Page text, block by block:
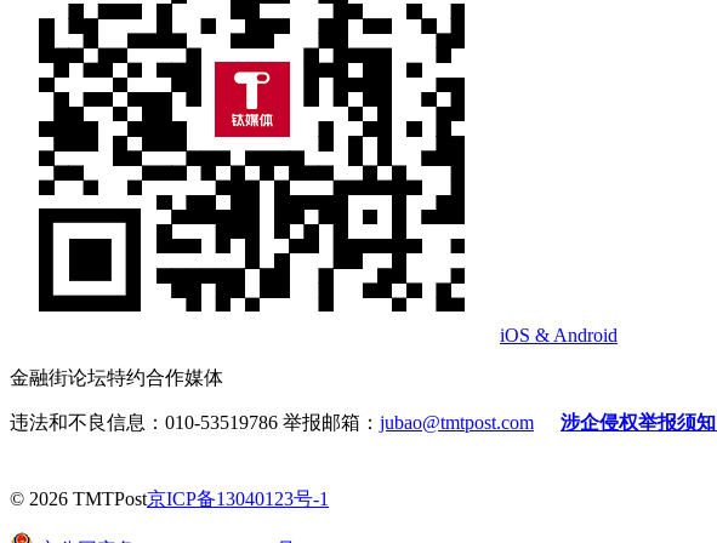
iOS & Android
金融街论坛特约合作媒体
违法和不良信息：010-53519786 举报邮箱： jubao@tmtpost.com 涉企侵权举报须知
© 2026 TMTPost京ICP备13040123号-1